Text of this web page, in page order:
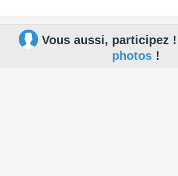
Vous aussi, participez !
photos!